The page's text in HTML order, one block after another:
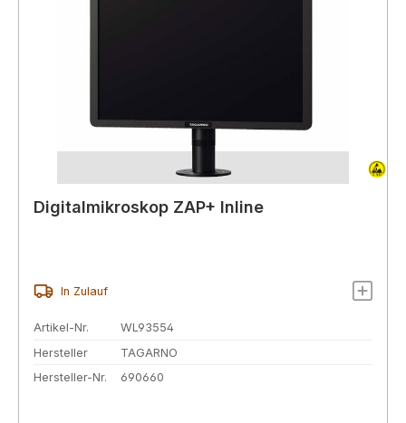
Digitalmikroskop ZAP+ Inline
In Zulauf
Artikel-Nr.
WL93554
Hersteller
TAGARNO
Hersteller-Nr.
690660